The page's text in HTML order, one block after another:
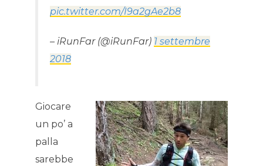
pic.twitter.com/I9a2gAe2b8
– iRunFar (@iRunFar) 1 settembre
2018
Giocare
un po’ a
palla
sarebbe